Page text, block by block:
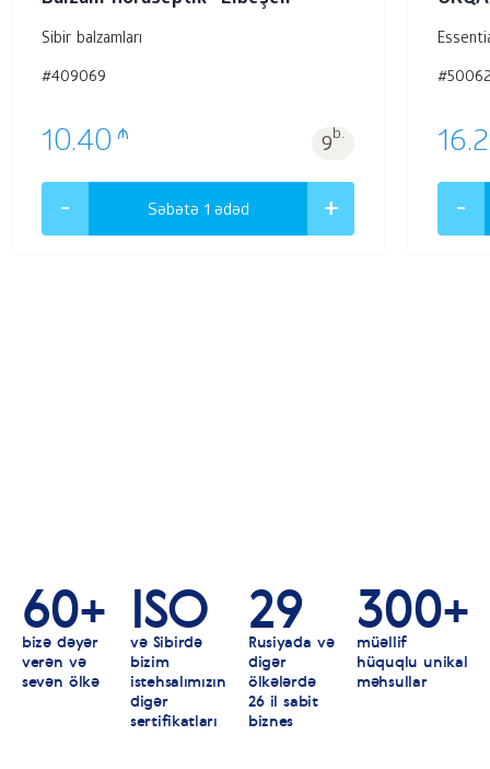
Sibir balzamları
#409069
10.40 ₼ 9b.
Səbətə 1 ədəd
60+
bizə dəyər
verən və
sevən ölkə
ISO
və Sibirdə
bizim
istehsalımızın
digər
sertifikatları
29
Rusiyada və
digər
ölkələrdə
26 il sabit
biznes
300+
müəllif
hüquqlu unikal
məhsullar